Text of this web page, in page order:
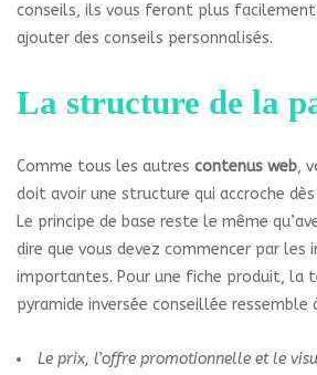
conseils, ils vous feront plus facilement
ajouter des conseils personnalisés.
La structure de la
Comme tous les autres contenus web,
doit avoir une structure qui accroche
Le principe de base reste le même
dire que vous devez commencer par
importantes. Pour une fiche produit, la
pyramide inversée conseillée ressemble
Le prix, l’offre promotionnelle et le